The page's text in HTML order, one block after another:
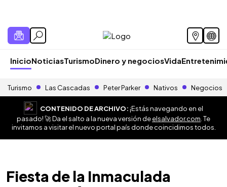
InicioNoticiasTurismoDinero y negociosVida
Turismo Las Cascadas Peter Parker Nativos Negocios
CONTENIDO DE ARCHIVO:¡Estás navegando en el
pasado! 🚀 Da el salto a la nueva versión deelsalvador.com . Te
invitamos a visitar el nuevo portal país donde coincidimos todos.
Fiesta de la Inmaculada